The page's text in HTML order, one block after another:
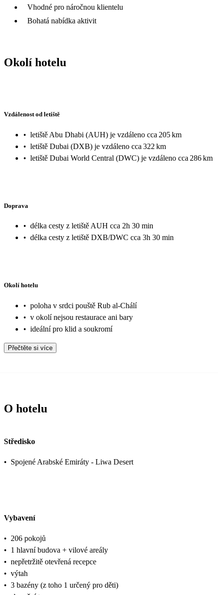
Vhodné pro náročnou klientelu
Bohatá nabídka aktivit
Okolí hotelu
Vzdálenost od letiště
• letiště Abu Dhabi (AUH) je vzdáleno cca 205 km
• letiště Dubai (DXB) je vzdáleno cca 322 km
• letiště Dubai World Central (DWC) je vzdáleno cca 286 km
Doprava
• délka cesty z letiště AUH cca 2h 30 min
• délka cesty z letiště DXB/DWC cca 3h 30 min
Okolí hotelu
• poloha v srdci pouště Rub al-Chálí
• v okolí nejsou restaurace ani bary
• ideální pro klid a soukromí
Přečtěte si více
O hotelu
Středisko
• Spojené Arabské Emiráty - Liwa Desert
Vybavení
• 206 pokojů
• 1 hlavní budova + vilové areály
• nepřetržitě otevřená recepce
• výtah
• 3 bazény (z toho 1 určený pro děti)